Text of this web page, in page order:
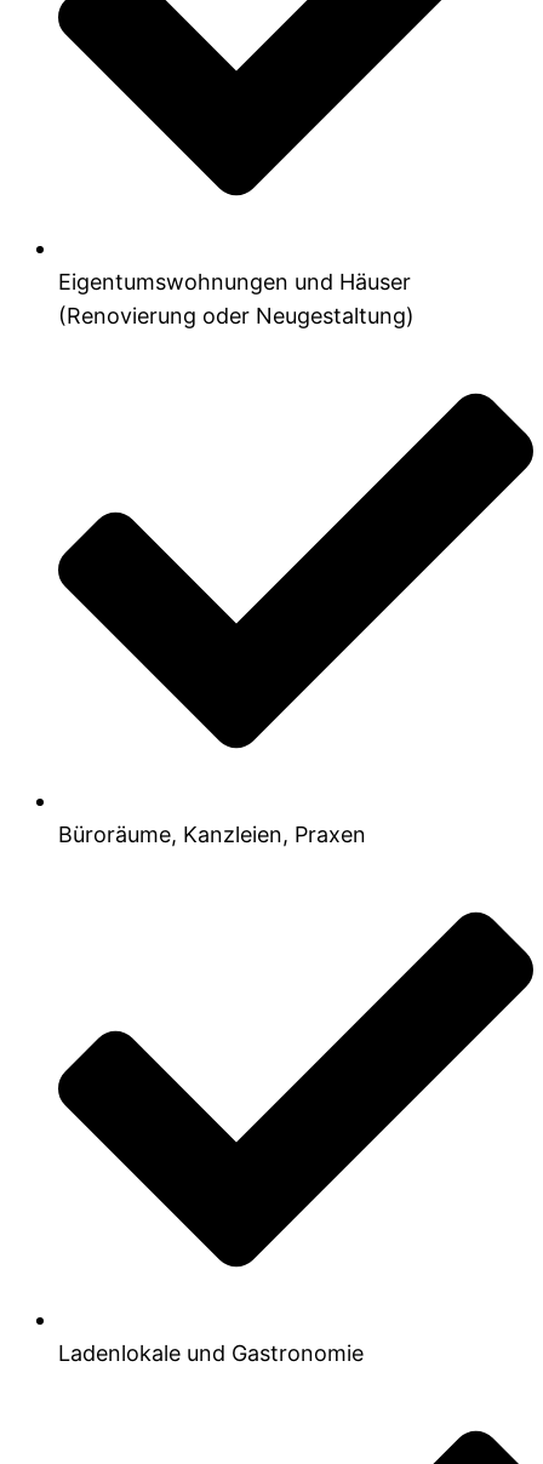
Eigentumswohnungen und Häuser
(Renovierung oder Neugestaltung)
Büroräume, Kanzleien, Praxen
Ladenlokale und Gastronomie